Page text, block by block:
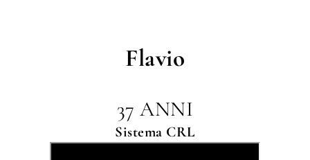
Flavio
37 ANNI
Sistema CRL